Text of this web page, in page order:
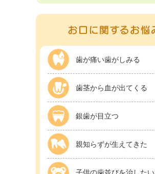
歯が痛い歯がしみる
歯茎から血が出てくる
銀歯が目立つ
親知らずが生えてきた